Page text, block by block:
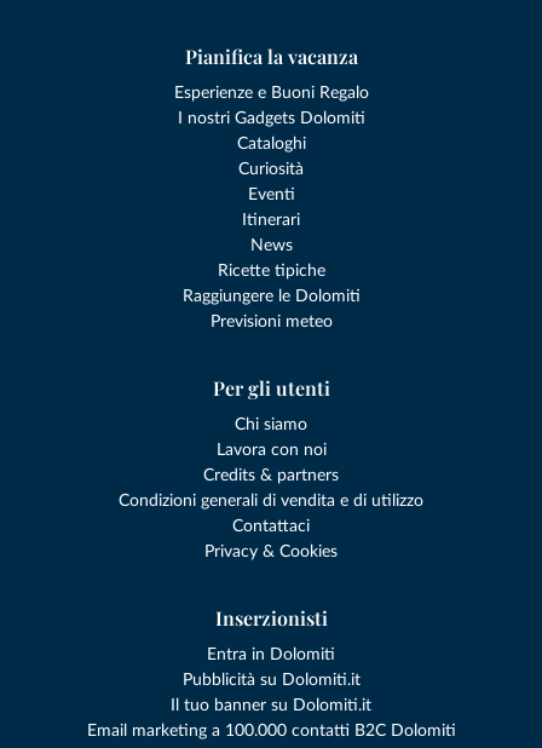
Pianifica la vacanza
Esperienze e Buoni Regalo
I nostri Gadgets Dolomiti
Cataloghi
Curiosità
Eventi
Itinerari
News
Ricette tipiche
Raggiungere le Dolomiti
Previsioni meteo
Per gli utenti
Chi siamo
Lavora con noi
Credits & partners
Condizioni generali di vendita e di utilizzo
Contattaci
Privacy & Cookies
Inserzionisti
Entra in Dolomiti
Pubblicità su Dolomiti.it
Il tuo banner su Dolomiti.it
Email marketing a 100.000 contatti B2C Dolomiti